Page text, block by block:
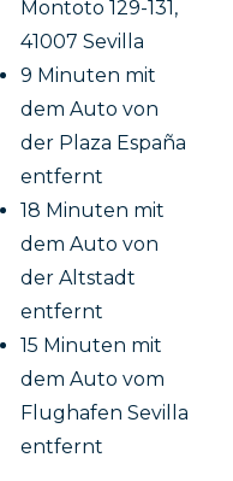
Montoto 129-131,
41007 Sevilla
9 Minuten mit
dem Auto von
der Plaza España
entfernt
18 Minuten mit
dem Auto von
der Altstadt
entfernt
15 Minuten mit
dem Auto vom
Flughafen Sevilla
entfernt